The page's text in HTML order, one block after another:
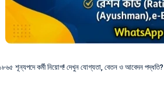
শূন্যপদে কর্মী নিয়োগ! দেখুন যোগ্যতা, বেতন ও আবেদন পদ্ধতি?